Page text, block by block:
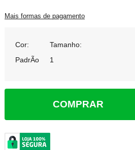
Mais formas de pagamento
Cor:
PadrÃo
Tamanho:
1
COMPRAR